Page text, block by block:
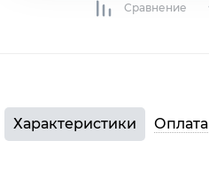
Сравнение
Характеристики Оплата